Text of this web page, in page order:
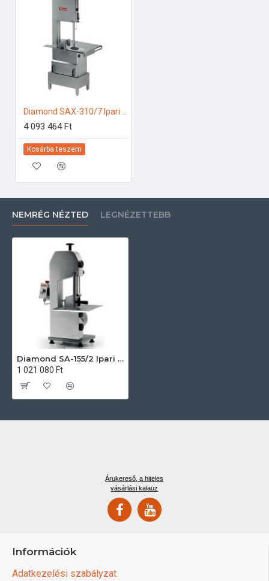
4 093 464 Ft
Kosárba teszem
NEMRÉG NÉZTED LEGNÉZETTEBB
Diamond SA-155/2 Ipari konyhai előkészítés
1 021 080 Ft
Árukereső, a hiteles
vásárlási kalauz
Információk
Adatkezelési szabályzat